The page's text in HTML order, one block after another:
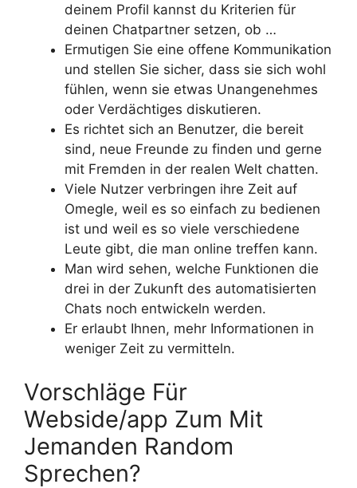
deinem Profil kannst du Kriterien für
deinen Chatpartner setzen, ob …
Ermutigen Sie eine offene Kommunikation
und stellen Sie sicher, dass sie sich wohl
fühlen, wenn sie etwas Unangenehmes
oder Verdächtiges diskutieren.
Es richtet sich an Benutzer, die bereit
sind, neue Freunde zu finden und gerne
mit Fremden in der realen Welt chatten.
Viele Nutzer verbringen ihre Zeit auf
Omegle, weil es so einfach zu bedienen
ist und weil es so viele verschiedene
Leute gibt, die man online treffen kann.
Man wird sehen, welche Funktionen die
drei in der Zukunft des automatisierten
Chats noch entwickeln werden.
Er erlaubt Ihnen, mehr Informationen in
weniger Zeit zu vermitteln.
Vorschläge Für
Webside/app Zum Mit
Jemanden Random
Sprechen?